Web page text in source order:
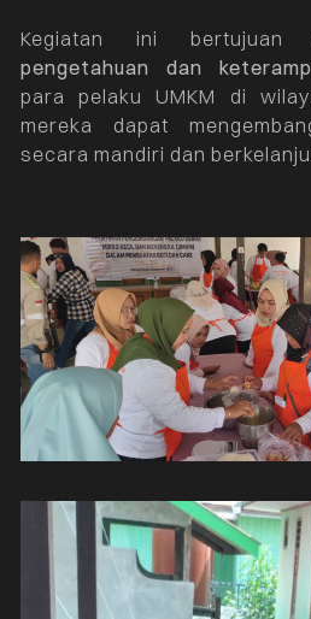
Kegiatan ini bertujuan
pengetahuan dan
para pelaku UMKM di
mereka dapat
secara mandiri dan